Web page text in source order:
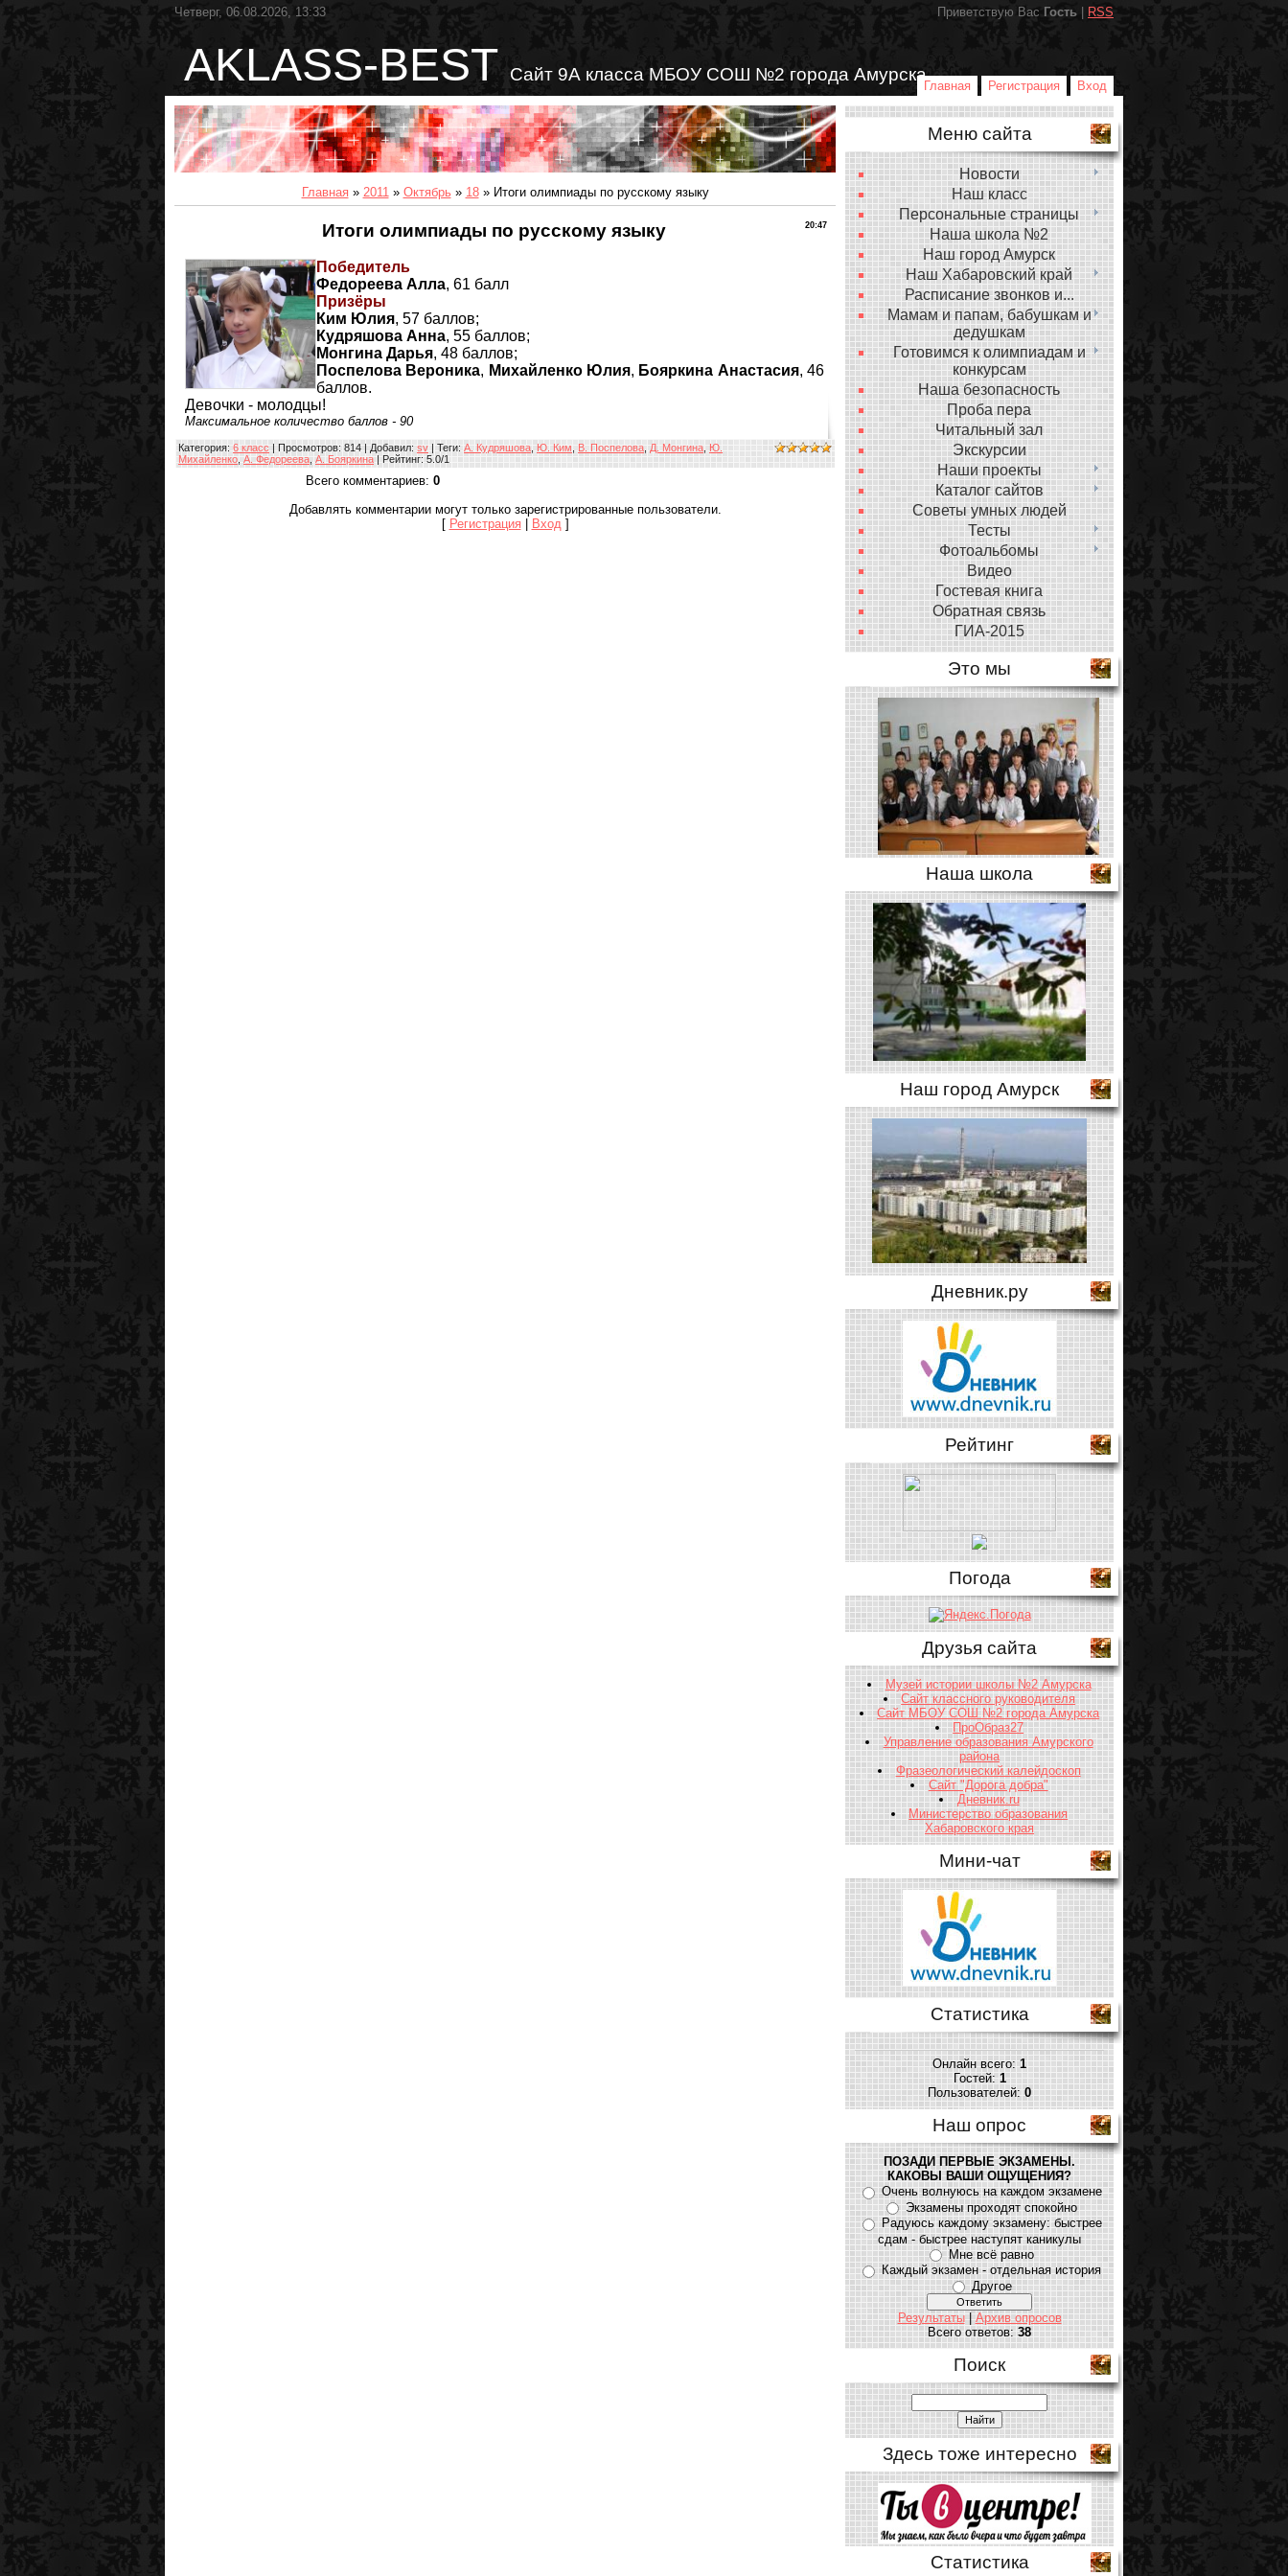
Четверг, 06.08.2026, 13:33 Приветствую Вас Гость RSS
AKLASS-BEST Сайт 9А класса МБОУ СОШ №2 города Амурска
Главная Регистрация Вход
Главная » 2011 » Октябрь » 18» Итоги олимпиады по русскому языку
20:47
Итоги олимпиады по русскому языку
Победитель
Федореева Алла, 61 балл
Призёры
Ким Юлия, 57 баллов;
Кудряшова Анна, 55 баллов;
Монгина Дарья, 48 баллов;
Поспелова Вероника, Михайленко Юлия, Бояркина Анастасия, 46
баллов.
Девочки - молодцы!
Максимальное количество баллов - 90
Категория: 6 класс | Просмотров: 814 | Добавил: sv | Теги: А. Кудряшова Ю. Ким В. Поспелова Д. Монгина Ю.
Михайленко А. Федореева А. Бояркина | Рейтинг: 5.0/1
Всего комментариев: 0
Добавлять комментарии могут только зарегистрированные пользователи.
[ Регистрация Вход ]
Меню сайта
Новости
Наш класс
Персональные страницы
Наша школа №2
Наш город Амурск
Наш Хабаровский край
Расписание звонков и...
Мамам и папам, бабушкам и
дедушкам
Готовимся к олимпиадам и
конкурсам
Наша безопасность
Проба пера
Читальный зал
Экскурсии
Наши проекты
Каталог сайтов
Советы умных людей
Тесты
Фотоальбомы
Видео
Гостевая книга
Обратная связь
ГИА-2015
Это мы
Наша школа
Наш город Амурск
Дневник.ру
Рейтинг
Погода
Друзья сайта
Музей истории школы №2 Амурска
Сайт классного руководителя
Сайт МБОУ СОШ №2 города Амурска
ПроОбраз27
Управление образования Амурского
района
Фразеологический калейдоскоп
Сайт "Дорога добра"
Дневник.ru
Министерство образования
Хабаровского края
Мини-чат
Статистика
Онлайн всего:1
Гостей:1
Пользователей:0
Наш опрос
ПОЗАДИ ПЕРВЫЕ ЭКЗАМЕНЫ.
КАКОВЫ ВАШИ ОЩУЩЕНИЯ?
Очень волнуюсь на каждом экзамене
Экзамены проходят спокойно
Радуюсь каждому экзамену: быстрее
сдам - быстрее наступят каникулы
Мне всё равно
Каждый экзамен - отдельная история
Другое
Результаты|Архив опросов
Всего ответов:38
Поиск
Здесь тоже интересно
Статистика